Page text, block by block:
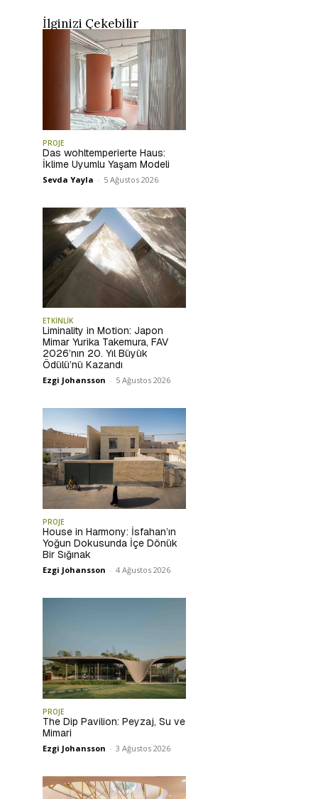
İlginizi Çekebilir
PROJE
Das wohltemperierte Haus:
İklime Uyumlu Yaşam Modeli
Sevda Yayla - 5 Ağustos 2026
ETKİNLİK
Liminality in Motion: Japon
Mimar Yurika Takemura, FAV
2026’nın 20. Yıl Büyük
Ödülü’nü Kazandı
Ezgi Johansson - 5 Ağustos 2026
PROJE
House in Harmony: İsfahan’ın
Yoğun Dokusunda İçe Dönük
Bir Sığınak
Ezgi Johansson - 4 Ağustos 2026
PROJE
The Dip Pavilion: Peyzaj, Su ve
Mimari
Ezgi Johansson - 3 Ağustos 2026